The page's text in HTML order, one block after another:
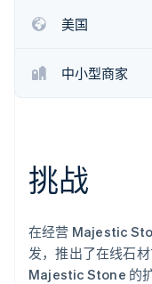
了解
立即
美国
中小型商家
挑战
在经营 Majestic
发，推出了在线石
Majestic Stone 的